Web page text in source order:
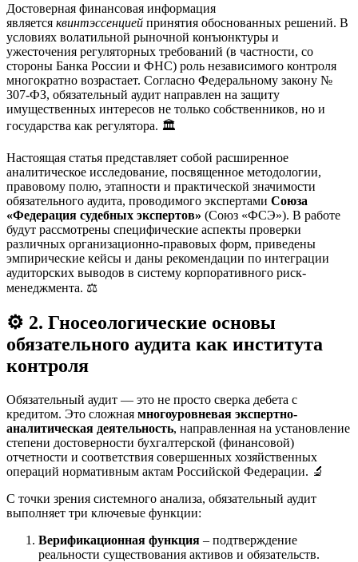
Достоверная финансовая информация
является квинтэссенцией принятия обоснованных решений. В
условиях волатильной рыночной конъюнктуры и
ужесточения регуляторных требований (в частности, со
стороны Банка России и ФНС) роль независимого контроля
многократно возрастает. Согласно Федеральному закону №
307-ФЗ, обязательный аудит направлен на защиту
имущественных интересов не только собственников, но и
государства как регулятора. 🏛️
Настоящая статья представляет собой расширенное
аналитическое исследование, посвященное методологии,
правовому полю, этапности и практической значимости
обязательного аудита, проводимого экспертами Союза
«Федерация судебных экспертов» (Союз «ФСЭ»). В работе
будут рассмотрены специфические аспекты проверки
различных организационно-правовых форм, приведены
эмпирические кейсы и даны рекомендации по интеграции
аудиторских выводов в систему корпоративного риск-
менеджмента. ⚖️
⚙️ 2. Гносеологические основы
обязательного аудита как института
контроля
Обязательный аудит — это не просто сверка дебета с
кредитом. Это сложная многоуровневая экспертно-
аналитическая деятельность, направленная на установление
степени достоверности бухгалтерской (финансовой)
отчетности и соответствия совершенных хозяйственных
операций нормативным актам Российской Федерации. 🔬
С точки зрения системного анализа, обязательный аудит
выполняет три ключевые функции:
Верификационная функция – подтверждение
реальности существования активов и обязательств.